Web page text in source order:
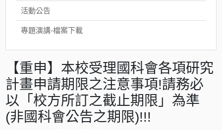
活動公告
專題演講-檔案下載
【重申】本校受理國科會各項研究
計畫申請期限之注意事項!請務必
以「校方所訂之截止期限」為準
(非國科會公告之期限)!!!